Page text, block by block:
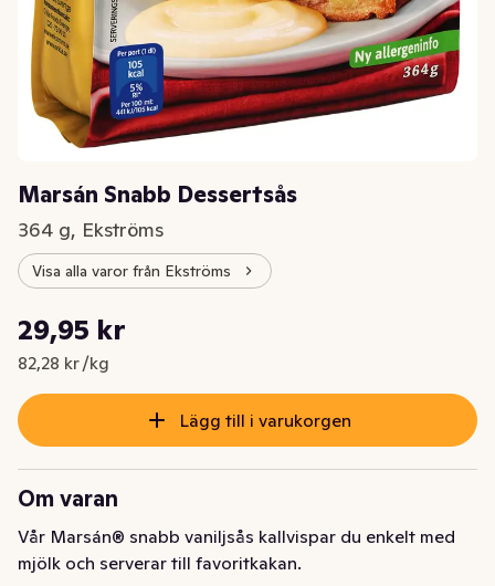
Marsán Snabb Dessertsås
364 g, Ekströms
Visa alla varor från Ekströms
Nuvarande pris är: 29,95 kr
29,95 kr
82,28 kr /kg
Styckpris: 82,28 kr /kg
Lägg till i varukorgen
Om varan
Vår Marsán® snabb vaniljsås kallvispar du enkelt med
mjölk och serverar till favoritkakan.